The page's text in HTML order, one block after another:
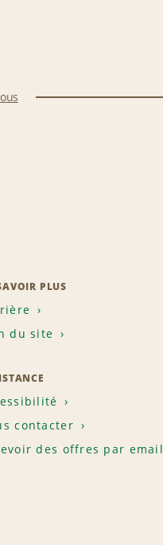
PLUS
du site
contacter
des offres par email